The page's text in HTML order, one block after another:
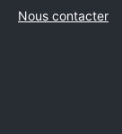
Nous contacter